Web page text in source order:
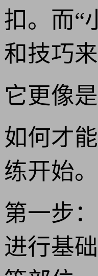
扣。而“
和技巧
它更像
如何才
练开始。
第一步
进行基